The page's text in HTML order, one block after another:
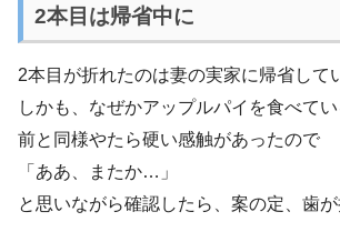
2本目は帰省中に
2本目が折れたのは妻の実家に帰省して
しかも、なぜかアップルパイを食べてい
前と同様やたら硬い感触があったので
「ああ、またか…」
と思いながら確認したら、案の定、歯が